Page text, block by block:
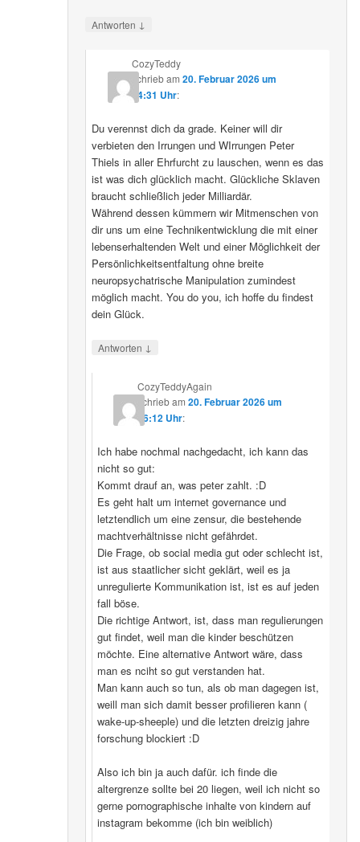
Antworten ↓
CozyTeddy
schriebam 20. Februar 2026 um
14:31 Uhr:
Du verennst dich da grade. Keiner will dir
verbieten den Irrungen und WIrrungen Peter
Thiels in aller Ehrfurcht zu lauschen, wenn es das
ist was dich glücklich macht. Glückliche Sklaven
braucht schließlich jeder Milliardär.
Während dessen kümmern wir Mitmenschen von
dir uns um eine Technikentwicklung die mit einer
lebenserhaltenden Welt und einer Möglichkeit der
Persönlichkeitsentfaltung ohne breite
neuropsychatrische Manipulation zumindest
möglich macht. You do you, ich hoffe du findest
dein Glück.
Antworten ↓
CozyTeddyAgain
schriebam20. Februar 2026 um
16:12 Uhr:
Ich habe nochmal nachgedacht, ich kann das
nicht so gut:
Kommt drauf an, was peter zahlt. :D
Es geht halt um internet governance und
letztendlich um eine zensur, die bestehende
machtverhältnisse nicht gefährdet.
Die Frage, ob social media gut oder schlecht ist,
ist aus staatlicher sicht geklärt, weil es ja
unregulierte Kommunikation ist, ist es auf jeden
fall böse.
Die richtige Antwort, ist, dass man regulierungen
gut findet, weil man die kinder beschützen
möchte. Eine alternative Antwort wäre, dass
man es nciht so gut verstanden hat.
Man kann auch so tun, als ob man dagegen ist,
weill man sich damit besser profilieren kann (
wake-up-sheeple) und die letzten dreizig jahre
forschung blockiert :D
Also ich bin ja auch dafür. ich finde die
altergrenze sollte bei 20 liegen, weil ich nicht so
gerne pornographische inhalte von kindern auf
instagram bekomme (ich bin weiblich)